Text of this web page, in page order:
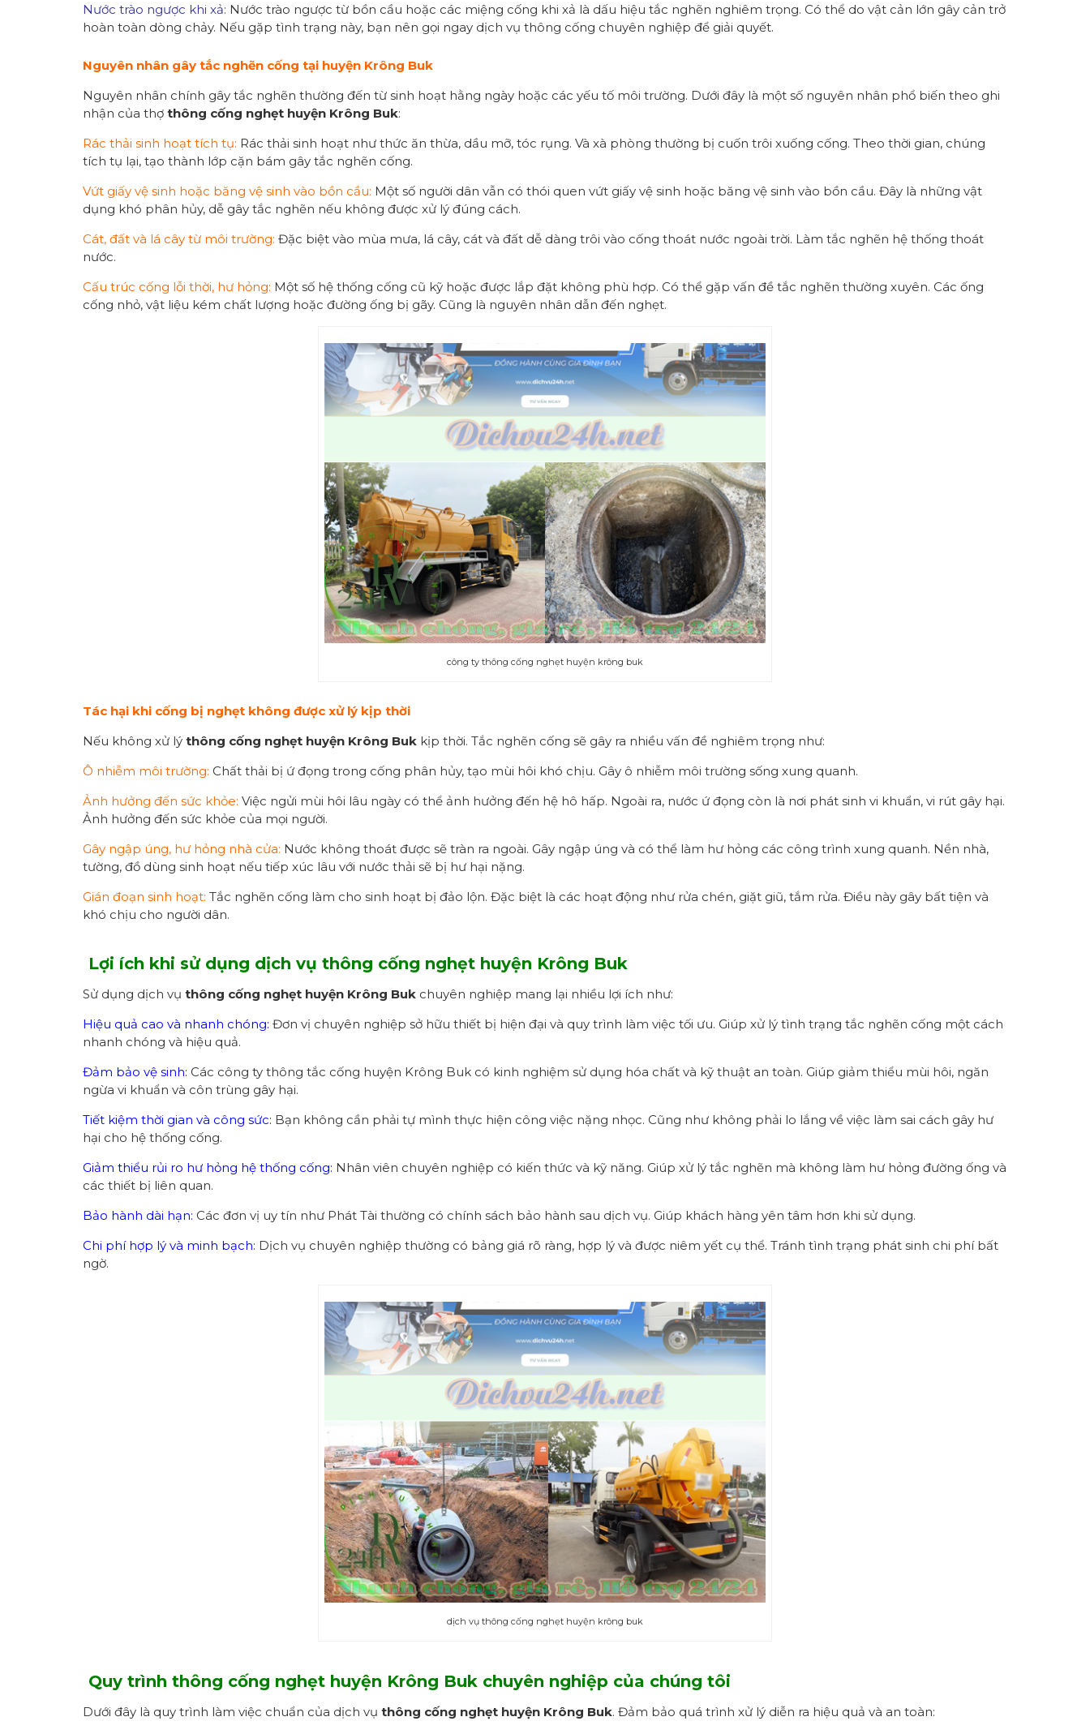
Nước trào ngược khi xả: Nước trào ngược từ bồn cầu hoặc các miệng cống khi xả là dấu hiệu tắc nghẽn nghiêm trọng. Có thể do vật cản lớn gây cản trở
hoàn toàn dòng chảy. Nếu gặp tình trạng này, bạn nên gọi ngay dịch vụ thông cống chuyên nghiệp để giải quyết.
Nguyên nhân gây tắc nghẽn cống tại huyện Krông Buk
Nguyên nhân chính gây tắc nghẽn thường đến từ sinh hoạt hằng ngày hoặc các yếu tố môi trường. Dưới đây là một số nguyên nhân phổ biến theo ghi
nhận của thợ thông cống nghẹt huyện Krông Buk:
Rác thải sinh hoạt tích tụ: Rác thải sinh hoạt như thức ăn thừa, dầu mỡ, tóc rụng. Và xà phòng thường bị cuốn trôi xuống cống. Theo thời gian, chúng
tích tụ lại, tạo thành lớp cặn bám gây tắc nghẽn cống.
Vứt giấy vệ sinh hoặc băng vệ sinh vào bồn cầu: Một số người dân vẫn có thói quen vứt giấy vệ sinh hoặc băng vệ sinh vào bồn cầu. Đây là những vật
dụng khó phân hủy, dễ gây tắc nghẽn nếu không được xử lý đúng cách.
Cát, đất và lá cây từ môi trường: Đặc biệt vào mùa mưa, lá cây, cát và đất dễ dàng trôi vào cống thoát nước ngoài trời. Làm tắc nghẽn hệ thống thoát
nước.
Cấu trúc cống lỗi thời, hư hỏng: Một số hệ thống cống cũ kỹ hoặc được lắp đặt không phù hợp. Có thể gặp vấn đề tắc nghẽn thường xuyên. Các ống
cống nhỏ, vật liệu kém chất lượng hoặc đường ống bị gãy. Cũng là nguyên nhân dẫn đến nghẹt.
công ty thông cống nghẹt huyện krông buk
Tác hại khi cống bị nghẹt không được xử lý kịp thời
Nếu không xử lý thông cống nghẹt huyện Krông Buk kịp thời. Tắc nghẽn cống sẽ gây ra nhiều vấn đề nghiêm trọng như:
Ô nhiễm môi trường: Chất thải bị ứ đọng trong cống phân hủy, tạo mùi hôi khó chịu. Gây ô nhiễm môi trường sống xung quanh.
Ảnh hưởng đến sức khỏe: Việc ngửi mùi hôi lâu ngày có thể ảnh hưởng đến hệ hô hấp. Ngoài ra, nước ứ đọng còn là nơi phát sinh vi khuẩn, vi rút gây hại.
Ảnh hưởng đến sức khỏe của mọi người.
Gây ngập úng, hư hỏng nhà cửa: Nước không thoát được sẽ tràn ra ngoài. Gây ngập úng và có thể làm hư hỏng các công trình xung quanh. Nền nhà,
tường, đồ dùng sinh hoạt nếu tiếp xúc lâu với nước thải sẽ bị hư hại nặng.
Gián đoạn sinh hoạt: Tắc nghẽn cống làm cho sinh hoạt bị đảo lộn. Đặc biệt là các hoạt động như rửa chén, giặt giũ, tắm rửa. Điều này gây bất tiện và
khó chịu cho người dân.
Lợi ích khi sử dụng dịch vụ thông cống nghẹt huyện Krông Buk
Sử dụng dịch vụ thông cống nghẹt huyện Krông Buk chuyên nghiệp mang lại nhiều lợi ích như:
Hiệu quả cao và nhanh chóng: Đơn vị chuyên nghiệp sở hữu thiết bị hiện đại và quy trình làm việc tối ưu. Giúp xử lý tình trạng tắc nghẽn cống một cách
nhanh chóng và hiệu quả.
Đảm bảo vệ sinh: Các công ty thông tắc cống huyện Krông Buk có kinh nghiệm sử dụng hóa chất và kỹ thuật an toàn. Giúp giảm thiểu mùi hôi, ngăn
ngừa vi khuẩn và côn trùng gây hại.
Tiết kiệm thời gian và công sức: Bạn không cần phải tự mình thực hiện công việc nặng nhọc. Cũng như không phải lo lắng về việc làm sai cách gây hư
hại cho hệ thống cống.
Giảm thiểu rủi ro hư hỏng hệ thống cống: Nhân viên chuyên nghiệp có kiến thức và kỹ năng. Giúp xử lý tắc nghẽn mà không làm hư hỏng đường ống và
các thiết bị liên quan.
Bảo hành dài hạn: Các đơn vị uy tín như Phát Tài thường có chính sách bảo hành sau dịch vụ. Giúp khách hàng yên tâm hơn khi sử dụng.
Chi phí hợp lý và minh bạch: Dịch vụ chuyên nghiệp thường có bảng giá rõ ràng, hợp lý và được niêm yết cụ thể. Tránh tình trạng phát sinh chi phí bất
ngờ.
dịch vụ thông cống nghẹt huyện krông buk
Quy trình thông cống nghẹt huyện Krông Buk chuyên nghiệp của chúng tôi
Dưới đây là quy trình làm việc chuẩn của dịch vụ thông cống nghẹt huyện Krông Buk. Đảm bảo quá trình xử lý diễn ra hiệu quả và an toàn: